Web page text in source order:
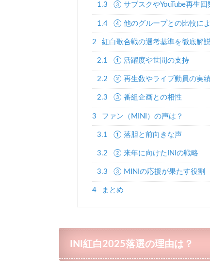
1.3 ③ サブスクやYouTube再生回
1.4 ④ 他のグループとの比較に
2 紅白歌合戦の選考基準を徹底解説
2.1 ① 活躍度や世間の支持
2.2 ② 再生数やライブ動員の実
2.3 ③ 番組企画との相性
3 ファン（MINI）の声は？
3.1 ① 落胆と前向きな声
3.2 ② 来年に向けたINIの戦略
3.3 ③ MINIの応援が果たす役割
4 まとめ
INI紅白2025落選の理由は？